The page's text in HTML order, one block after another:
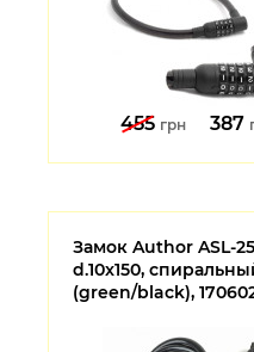
455 грн 387
Замок Author ASL-25
d.10x150,
(green/black),